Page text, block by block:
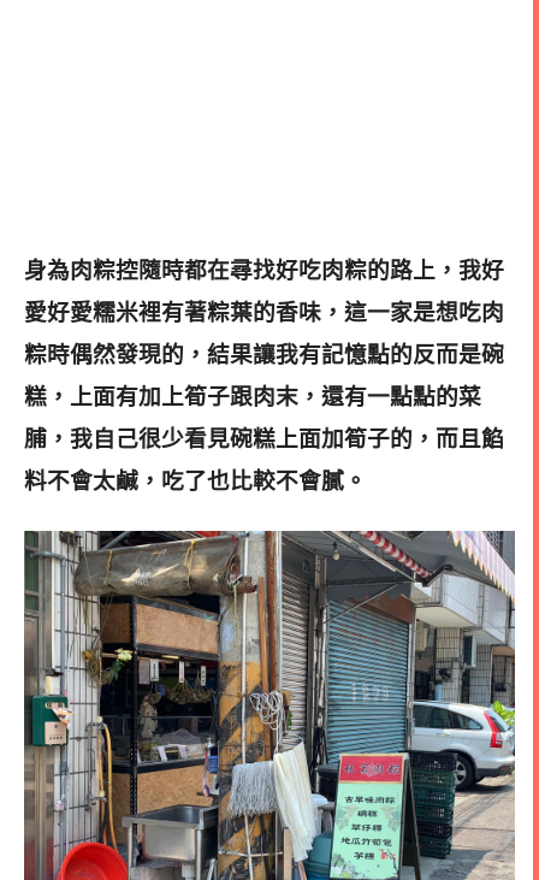
身為肉粽控隨時都在尋找好吃肉粽的路上，我好
愛好愛糯米裡有著粽葉的香味，這一家是想吃肉
粽時偶然發現的，結果讓我有記憶點的反而是碗
糕，上面有加上筍子跟肉末，還有一點點的菜
脯，我自己很少看見碗糕上面加筍子的，而且餡
料不會太鹹，吃了也比較不會膩 。